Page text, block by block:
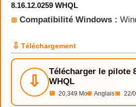
8.16.12.0259 WHQL
⊞ Compatibilité Windows :
⇩ Téléchargement
⇩
Télécharger le pilote
WHQL
💾 20,349 Mo🌐 Anglais📅 22/